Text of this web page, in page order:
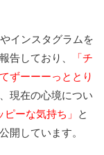
インスタグラムを
告しており、
「チ
ずーーーっととり
現在の心境につい
ーな気持ち」
と
開しています。